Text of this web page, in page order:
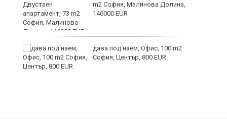
m2 София, Малинова Долина,
146000 EUR
дава под наем, Офис, 100 m2
София, Център, 800 EUR